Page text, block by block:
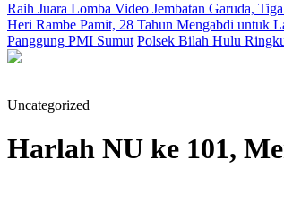
Raih Juara Lomba Video Jembatan Garuda,
Heri Rambe Pamit, 28 Tahun Mengabdi untuk
Panggung PMI Sumut Polsek Bilah Hulu
Uncategorized
Harlah NU ke 101,